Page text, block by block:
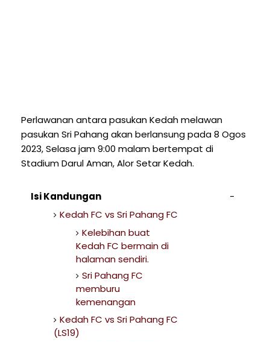
Perlawanan antara pasukan Kedah melawan
pasukan Sri Pahang akan berlansung pada 8 Ogos
2023, Selasa jam 9:00 malam bertempat di
Stadium Darul Aman, Alor Setar Kedah.
Isi Kandungan
Kedah FC vs Sri Pahang FC
Kelebihan buat
Kedah FC bermain di
halaman sendiri.
Sri Pahang FC
memburu
kemenangan
Kedah FC vs Sri Pahang FC
(LS19)